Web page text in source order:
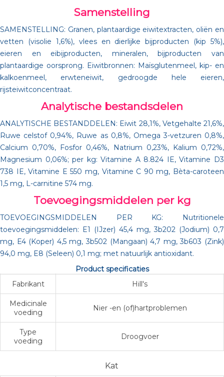
Samenstelling
SAMENSTELLING: Granen, plantaardige eiwitextracten, oliën en
vetten (visolie 1,6%), vlees en dierlijke bijproducten (kip 5%),
eieren en eibijproducten, mineralen, bijproducten van
plantaardige oorsprong. Eiwitbronnen: Maïsglutenmeel, kip- en
kalkoenmeel, erwteneiwit, gedroogde hele eieren,
rijsteiwitconcentraat.
Analytische bestandsdelen
ANALYTISCHE BESTANDDELEN: Eiwit 28,1%, Vetgehalte 21,6%,
Ruwe celstof 0,94%, Ruwe as 0,8%, Omega 3-vetzuren 0,8%,
Calcium 0,70%, Fosfor 0,46%, Natrium 0,23%, Kalium 0,72%,
Magnesium 0,06%; per kg: Vitamine A 8.824 IE, Vitamine D3
738 IE, Vitamine E 550 mg, Vitamine C 90 mg, Bèta-caroteen
1,5 mg, L-carnitine 574 mg.
Toevoegingsmiddelen per kg
TOEVOEGINGSMIDDELEN PER KG: Nutritionele
toevoegingsmiddelen: E1 (IJzer) 45,4 mg, 3b202 (Jodium) 0,7
mg, E4 (Koper) 4,5 mg, 3b502 (Mangaan) 4,7 mg, 3b603 (Zink)
94,0 mg, E8 (Seleen) 0,1 mg; met natuurlijk antioxidant.
Product specificaties
Fabrikant
Hill's
Medicinale
voeding
Nier -en (of)hartproblemen
Type
voeding
Droogvoer
Kat